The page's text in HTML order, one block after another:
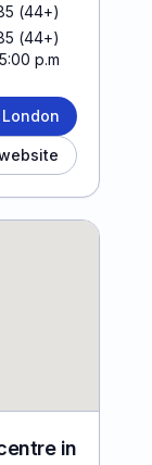
(+44) 2038921485
p.m
in